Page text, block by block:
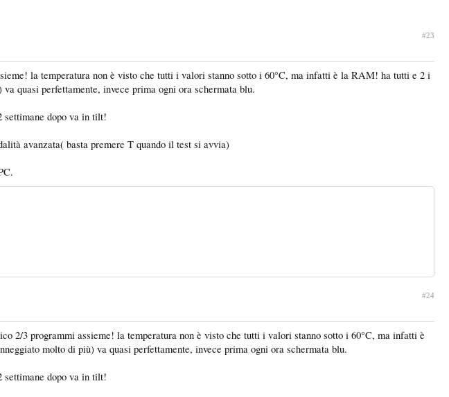
#23
la temperatura non è visto che tutti i valori stanno sotto i 60°C, ma infatti è la RAM! ha tutti e 2 i
quasi perfettamente, invece prima ogni ora schermata blu.
settimane dopo va in tilt!
avanzata( basta premere T quando il test si avvia)
#24
2/3 programmi assieme! la temperatura non è visto che tutti i valori stanno sotto i 60°C, ma infatti è
molto di più) va quasi perfettamente, invece prima ogni ora schermata blu.
settimane dopo va in tilt!